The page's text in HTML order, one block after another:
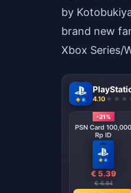
by
brand new
Xbox Series/
4.10
-21%
PSN Card 100,000
Rp ID
€ 5.39
€ 6.84